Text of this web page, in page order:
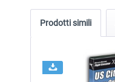
Prodotti simili